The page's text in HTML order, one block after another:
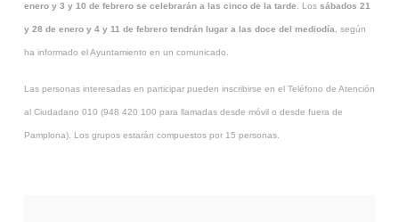
enero y 3 y 10 de febrero se celebrarán a las cinco de la tarde . Lossábados 21
y 28 de enero y 4 y 11 de febrero tendrán lugar a las doce del mediodía , según
ha informado el Ayuntamiento en un comunicado.
Las personas interesadas en participar pueden inscribirse en el Teléfono de Atención
al Ciudadano 010 (948 420 100 para llamadas desde móvil o desde fuera de
Pamplona). Los grupos estarán compuestos por 15 personas.